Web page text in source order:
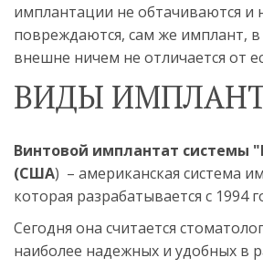
имплантации не обтачиваются и
повреждаются, сам же имплант, в
ВИДЫ
Винтовой имплантат системы
(США)  – американская система
которая разрабатывается с 1994
Сегодня она считается
наиболее надежных и удобных в